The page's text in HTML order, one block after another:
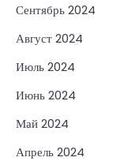
Сентябрь 2024
Август 2024
Июль 2024
Июнь 2024
Май 2024
Апрель 2024